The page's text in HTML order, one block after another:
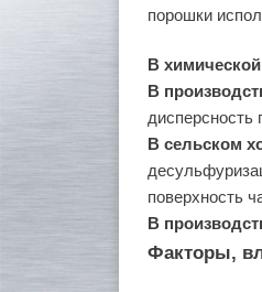
порошки
В
В
дисперсность
В сельском
поверхность
В
Факторы,